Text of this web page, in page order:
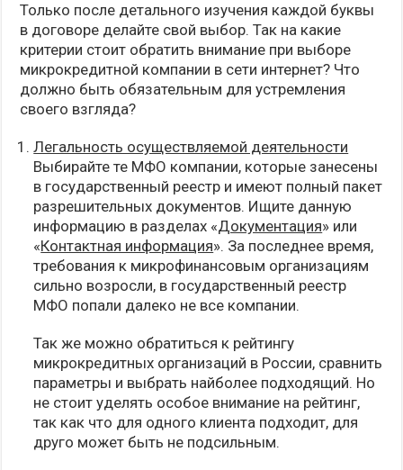
Только после детального изучения каждой буквы
в договоре делайте свой выбор. Так на какие
критерии стоит обратить внимание при выборе
микрокредитной компании в сети интернет? Что
должно быть обязательным для устремления
своего взгляда?
Легальность осуществляемой деятельности
Выбирайте те МФО компании, которые занесены
в государственный реестр и имеют полный пакет
разрешительных документов. Ищите данную
информацию в разделах «Документация» или
«Контактная информация». За последнее время,
требования к микрофинансовым организациям
сильно возросли, в государственный реестр
МФО попали далеко не все компании.
Так же можно обратиться к рейтингу
микрокредитных организаций в России, сравнить
параметры и выбрать найболее подходящий. Но
не стоит уделять особое внимание на рейтинг,
так как что для одного клиента подходит, для
друго может быть не подсильным.